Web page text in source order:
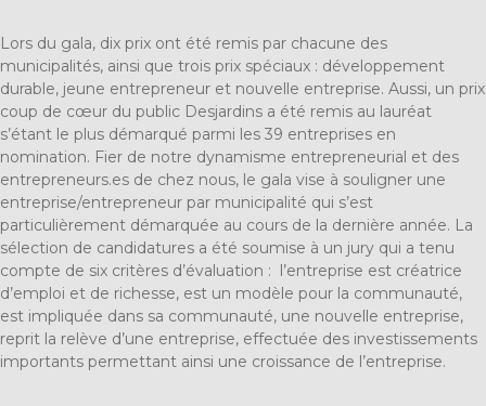
Lors du gala, dix prix ont été remis par chacune des
municipalités, ainsi que trois prix spéciaux : développement
durable, jeune entrepreneur et nouvelle entreprise. Aussi, un prix
coup de cœur du public Desjardins a été remis au lauréat
s’étant le plus démarqué parmi les 39 entreprises en
nomination. Fier de notre dynamisme entrepreneurial et des
entrepreneurs.es de chez nous, le gala vise à souligner une
entreprise/entrepreneur par municipalité qui s’est
particulièrement démarquée au cours de la dernière année. La
sélection de candidatures a été soumise à un jury qui a tenu
compte de six critères d’évaluation : l’entreprise est créatrice
d’emploi et de richesse, est un modèle pour la communauté,
est impliquée dans sa communauté, une nouvelle entreprise,
reprit la relève d’une entreprise, effectuée des investissements
importants permettant ainsi une croissance de l’entreprise.